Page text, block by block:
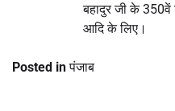
बहादुर जी के 350वें
आदि के लिए।
Posted inपंजाब